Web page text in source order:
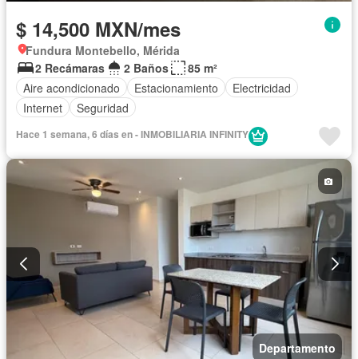
$ 14,500 MXN/mes
Fundura Montebello, Mérida
2 Recámaras
2 Baños
85 m²
Aire acondicionado
Estacionamiento
Electricidad
Internet
Seguridad
Hace 1 semana, 6 días en - INMOBILIARIA INFINITY
Departamento